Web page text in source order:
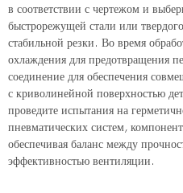
в соответствии с чертежом и
быстрорежущей стали или
стабильной резки. Во время
охлаждения для предотвращения
соединение для обеспечения
с криволинейной поверхностью
проведите испытания на
пневматических систем,
обеспечивая баланс между
эффективностью вентиляции.